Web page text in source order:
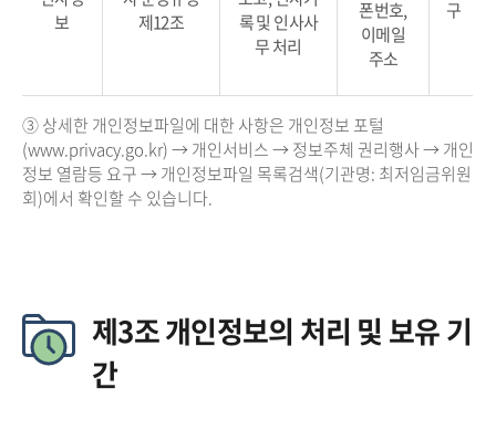
보
제12조
록 및 인사사
무 처리
폰번호,
이메일
주소
구
③ 상세한 개인정보파일에 대한 사항은 개인정보 포털
(www.privacy.go.kr) → 개인서비스 → 정보주체 권리행사 → 개인
정보 열람등 요구 → 개인정보파일 목록검색(기관명: 최저임금위원
회)에서 확인할 수 있습니다.
제3조 개인정보의 처리 및 보유 기
간